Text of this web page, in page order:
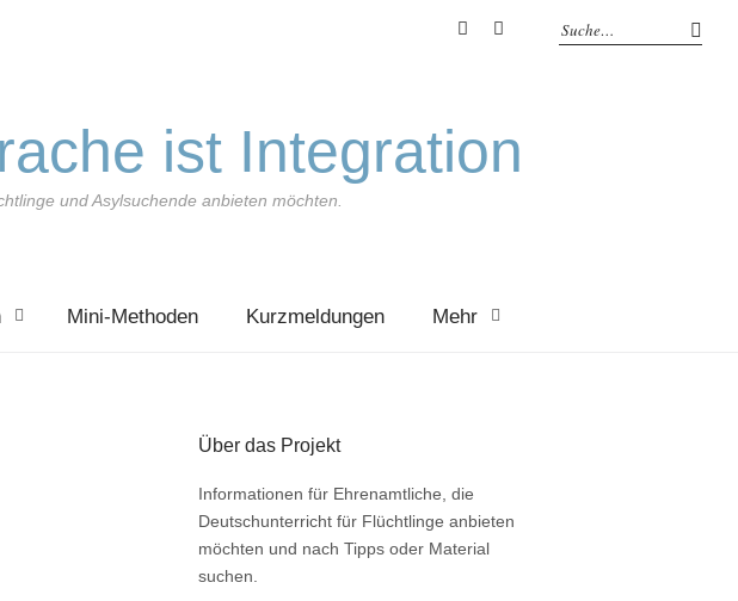
ist Integration
und Asylsuchende anbieten möchten.
Mini-Methoden Kurzmeldungen Mehr
Über das Projekt
Informationen für Ehrenamtliche, die
Deutschunterricht für Flüchtlinge anbieten
möchten und nach Tipps oder Material
suchen.